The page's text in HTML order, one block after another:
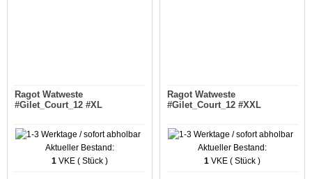
Ragot Watweste
#Gilet_Court_12 #XL
Aktueller Bestand:
1 VKE ( Stück )
Ragot Watweste
#Gilet_Court_12 #XXL
Aktueller Bestand:
1 VKE ( Stück )